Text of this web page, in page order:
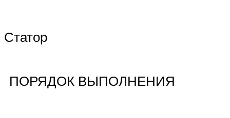
Статор
ПОРЯДОК ВЫПОЛНЕНИЯ